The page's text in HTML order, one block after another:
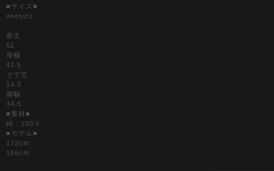
■サイズ■
onesize
着丈
52
身幅
42.5
そで丈
14.5
肩幅
34.5
■素材■
綿：100％
■モデル■
172cm
166cm